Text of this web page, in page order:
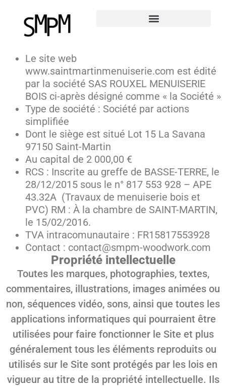
Le site web
www.saintmartinmenuiserie.com est édité
par la société SAS ROUXEL MENUISERIE
BOIS ci-après désigné comme « la Société »
Type de société : Société par actions
simplifiée
Dont le siège est situé Lot 15 La Savana
97150 Saint-Martin
Au capital de 2 000,00 €
RCS : Inscrite au greffe de BASSE-TERRE, le
28/12/2015 sous le n° 817 553 928 – APE
43.32A (Travaux de menuiserie bois et
PVC) RM : À la chambre de SAINT-MARTIN,
le 15/02/2016.
TVA intracomunautaire : FR15817553928
Contact : contact@smpm-woodwork.com
Propriété intellectuelle
Toutes les marques, photographies, textes,
commentaires, illustrations, images animées ou
non, séquences vidéo, sons, ainsi que toutes les
applications informatiques qui pourraient être
utilisées pour faire fonctionner le Site et plus
généralement tous les éléments reproduits ou
utilisés sur le Site sont protégés par les lois en
vigueur au titre de la propriété intellectuelle. Ils